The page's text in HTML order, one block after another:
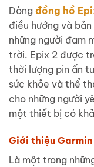
Dòng đồng hồ
điều hướng và
những người đam
trời. Epix 2 được
thời lượng pin ấn
sức khỏe và thể
cho những người
một thiết bị có
Giới thiệu
Là một trong